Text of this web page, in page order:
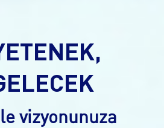
vizyonunuza